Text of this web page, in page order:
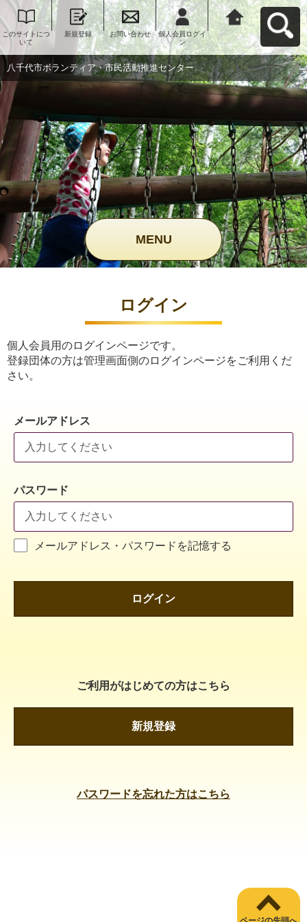
このサイトにつ
いて
新規登録 お問い合わせ
個人会員ログイ
ン
八千代市ボラン
ティア・市民活
動推進センター
へ戻る
八千代市ボランティア・市民活動推進センター
MENU
ログイン
個人会員用のログインページです。
登録団体の方は管理画面側のログインページをご利用くだ
さい。
メールアドレス
パスワード
メールアドレス・パスワードを記憶する
ログイン
ご利用がはじめての方はこちら
新規登録
パスワードを忘れた方はこちら